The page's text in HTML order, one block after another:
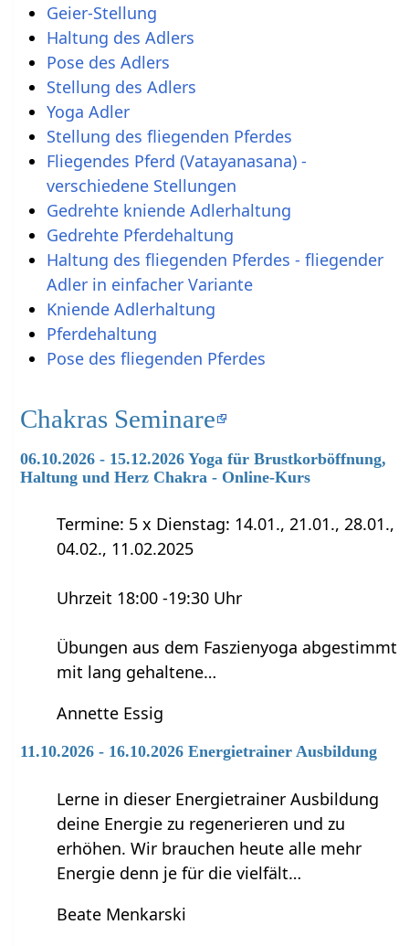
Geier-Stellung
Haltung des Adlers
Pose des Adlers
Stellung des Adlers
Yoga Adler
Stellung des fliegenden Pferdes
Fliegendes Pferd (Vatayanasana) -
verschiedene Stellungen
Gedrehte kniende Adlerhaltung
Gedrehte Pferdehaltung
Haltung des fliegenden Pferdes - fliegender
Adler in einfacher Variante
Kniende Adlerhaltung
Pferdehaltung
Pose des fliegenden Pferdes
Chakras Seminare
06.10.2026 - 15.12.2026 Yoga für Brustkorböffnung,
Haltung und Herz Chakra - Online-Kurs
Termine: 5 x Dienstag: 14.01., 21.01., 28.01.,
04.02., 11.02.2025
Uhrzeit 18:00 -19:30 Uhr
Übungen aus dem Faszienyoga abgestimmt
mit lang gehaltene…
Annette Essig
11.10.2026 - 16.10.2026 Energietrainer Ausbildung
Lerne in dieser Energietrainer Ausbildung
deine Energie zu regenerieren und zu
erhöhen. Wir brauchen heute alle mehr
Energie denn je für die vielfält…
Beate Menkarski